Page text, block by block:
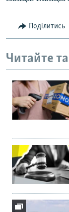
Поділитись
Читайте